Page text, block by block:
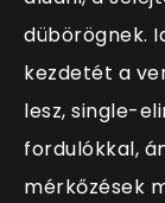
dübörögnek.
kezdetét a
lesz, single-
fordulókkal,
mérkőzések